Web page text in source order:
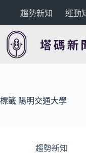
要
內
趨勢新知 運動
標籤 陽明交通大學
趨勢新知